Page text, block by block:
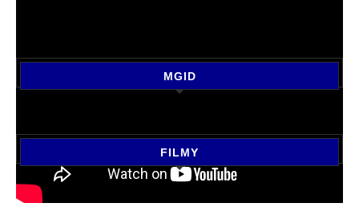
MGID
FILMY